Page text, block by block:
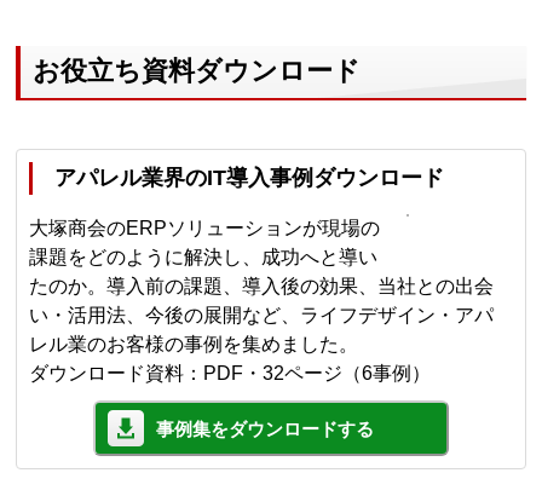
お役立ち資料ダウンロード
アパレル業界のIT導入事例ダウンロード
大塚商会のERPソリューションが現場の
課題をどのように解決し、成功へと導い
たのか。導入前の課題、導入後の効果、当社との出会
い・活用法、今後の展開など、ライフデザイン・アパ
レル業のお客様の事例を集めました。
ダウンロード資料：PDF・32ページ（6事例）
事例集をダウンロードする